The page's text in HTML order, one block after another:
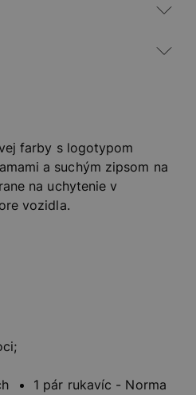
farby s logotypom
a suchým zipsom na
na uchytenie v
vozidla.
1 pár rukavíc - Norma